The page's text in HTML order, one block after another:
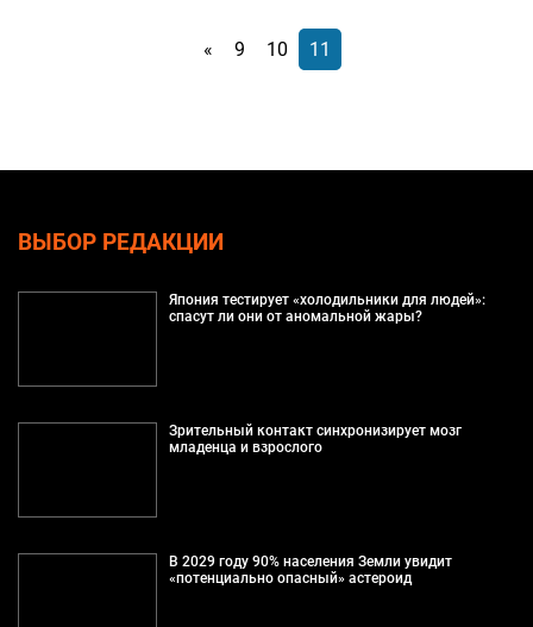
« 9 10 11
ВЫБОР РЕДАКЦИИ
Япония тестирует «холодильники для людей»:
спасут ли они от аномальной жары?
Зрительный контакт синхронизирует мозг
младенца и взрослого
В 2029 году 90% населения Земли увидит
«потенциально опасный» астероид